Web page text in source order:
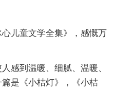
儿童文学全集》，感慨万
感到温暖、细腻、温暖、
是《小桔灯》，《小桔